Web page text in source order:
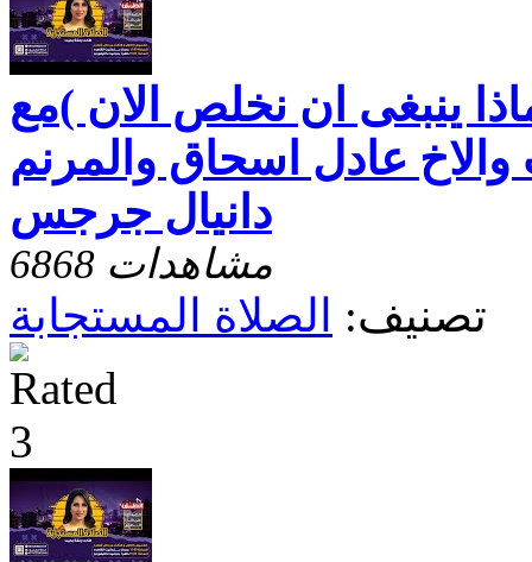
ينبغى ان نخلص الان )مع
عادل اسحاق والمرنم
دانيال جرجس
6868 مشاهدات
تصنيف: الصلاة المستجابة